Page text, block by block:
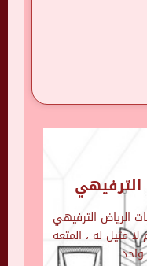
الرياض الترفيهي
مثيل له ، المتعه